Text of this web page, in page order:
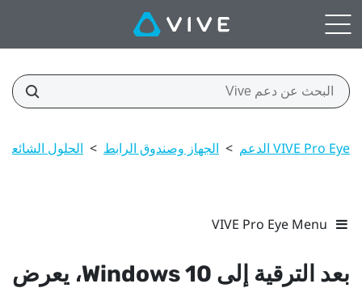
VIVE Pro Eye الدعم > الجهاز وصندوق الرابط > الحلول الشائعة
VIVE Pro Eye Menu
بعد الترقية إلى Windows10، يعرض